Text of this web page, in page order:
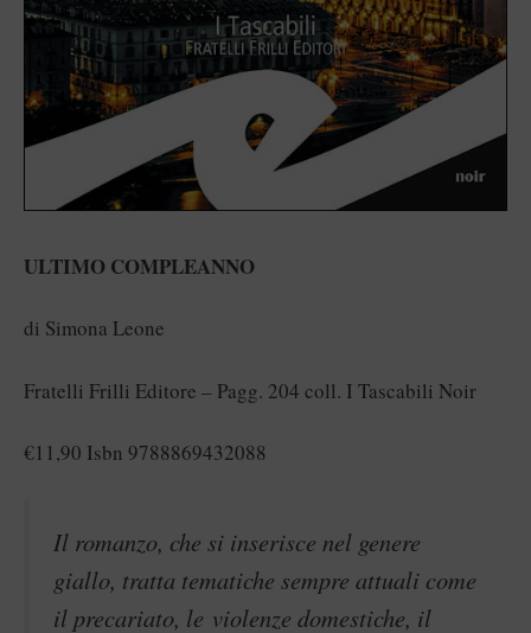
ULTIMO COMPLEANNO
di Simona Leone
Fratelli Frilli Editore – Pagg. 204 coll. I Tascabili Noir
€11,90 Isbn 9788869432088
Il romanzo, che si inserisce nel genere
giallo, tratta tematiche sempre attuali come
il precariato, le violenze domestiche, il